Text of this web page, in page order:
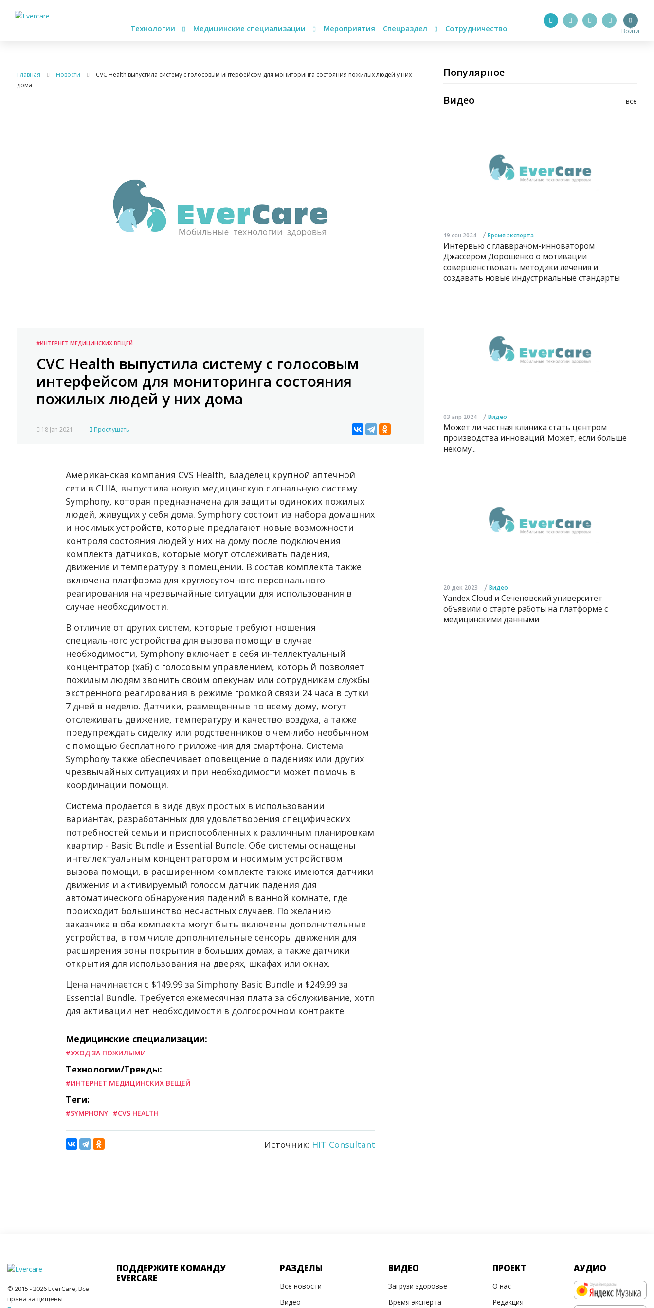
Технологии Медицинские специализации Мероприятия Спецраздел Сотрудничество Войти
Главная Новости
CVC Health выпустила систему с голосовым интерфейсом для мониторинга состояния пожилых людей у них
дома
#ИНТЕРНЕТ МЕДИЦИНСКИХ ВЕЩЕЙ
CVC Health выпустила систему с голосовым
интерфейсом для мониторинга состояния
пожилых людей у них дома
18 Jan 2021 Прослушать
Американская компания CVS Health, владелец крупной аптечной
сети в США, выпустила новую медицинскую сигнальную систему
Symphony, которая предназначена для защиты одиноких пожилых
людей, живущих у себя дома. Symphony состоит из набора домашних
и носимых устройств, которые предлагают новые возможности
контроля состояния людей у них на дому после подключения
комплекта датчиков, которые могут отслеживать падения,
движение и температуру в помещении. В состав комплекта также
включена платформа для круглосуточного персонального
реагирования на чрезвычайные ситуации для использования в
случае необходимости.
В отличие от других систем, которые требуют ношения
специального устройства для вызова помощи в случае
необходимости, Symphony включает в себя интеллектуальный
концентратор (хаб) с голосовым управлением, который позволяет
пожилым людям звонить своим опекунам или сотрудникам службы
экстренного реагирования в режиме громкой связи 24 часа в сутки
7 дней в неделю. Датчики, размещенные по всему дому, могут
отслеживать движение, температуру и качество воздуха, а также
предупреждать сиделку или родственников о чем-либо необычном
с помощью бесплатного приложения для смартфона. Система
Symphony также обеспечивает оповещение о падениях или других
чрезвычайных ситуациях и при необходимости может помочь в
координации помощи.
Система продается в виде двух простых в использовании
вариантах, разработанных для удовлетворения специфических
потребностей семьи и приспособленных к различным планировкам
квартир - Basic Bundle и Essential Bundle. Обе системы оснащены
интеллектуальным концентратором и носимым устройством
вызова помощи, в расширенном комплекте также имеются датчики
движения и активируемый голосом датчик падения для
автоматического обнаружения падений в ванной комнате, где
происходит большинство несчастных случаев. По желанию
заказчика в оба комплекта могут быть включены дополнительные
устройства, в том числе дополнительные сенсоры движения для
расширения зоны покрытия в больших домах, а также датчики
открытия для использования на дверях, шкафах или окнах.
Цена начинается с $149.99 за Simphony Basic Bundle и $249.99 за
Essential Bundle. Требуется ежемесячная плата за обслуживание, хотя
для активации нет необходимости в долгосрочном контракте.
Медицинские специализации:
#УХОД ЗА ПОЖИЛЫМИ
Технологии/Тренды:
#ИНТЕРНЕТ МЕДИЦИНСКИХ ВЕЩЕЙ
Теги:
#SYMPHONY #CVS HEALTH
Источник: HIT Consultant
Популярное
все
Видео
19 сен 2024 / Время эксперта
Интервью с главврачом-инноватором
Джассером Дорошенко о мотивации
совершенствовать методики лечения и
создавать новые индустриальные стандарты
03 апр 2024 / Видео
Может ли частная клиника стать центром
производства инноваций. Может, если больше
некому...
20 дек 2023 / Видео
Yandex Cloud и Сеченовский университет
объявили о старте работы на платформе с
медицинскими данными
© 2015 - 2026 EverCare, Все
права защищены
ПОДДЕРЖИТЕ КОМАНДУ
EVERCARE
РАЗДЕЛЫ
Все новости
Видео
ВИДЕО
Загрузи здоровье
Время эксперта
ПРОЕКТ
О нас
Редакция
АУДИО